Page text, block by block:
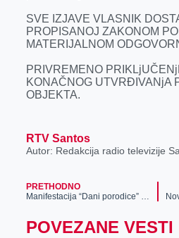
SVE IZJAVE VLASNIK
PROPISANOJ ZAKONOM
MATERIJALNOM
PRIVREMENO
KONAČNOG UTVRĐIVANjA
OBJEKTA.
RTV Santos
Autor: Redakcija radio televizije
PRETHODNO
Manifestacija “Dani porodice” održava se u subotu u Perlezu – obezbeđen besplatan autobuski prevoz iz Zrenjanina, Ečke i Stajićeva
POVEZANE VESTI